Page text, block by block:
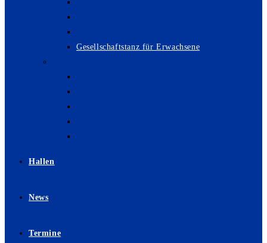
Gesellschaftstanz für Erwachsene
Hallen
News
Termine